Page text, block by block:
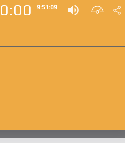
0:00 9:51:09